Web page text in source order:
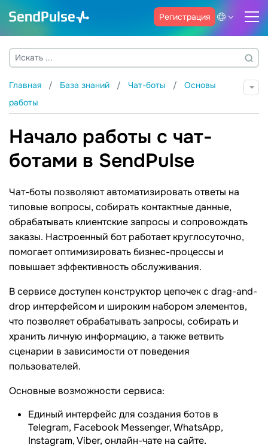
Регистрация
Главная База знаний Чат-боты
Основы
работы
Начало работы с чат-
ботами в SendPulse
Чат-боты позволяют автоматизировать ответы на
типовые вопросы, собирать контактные данные,
обрабатывать клиентские запросы и сопровождать
заказы. Настроенный бот работает круглосуточно,
помогает оптимизировать бизнес-процессы и
повышает эффективность обслуживания.
В сервисе доступен конструктор цепочек с drag-and-
drop интерфейсом и широким набором элементов,
что позволяет обрабатывать запросы, собирать и
хранить личную информацию, а также ветвить
сценарии в зависимости от поведения
пользователей.
Основные возможности сервиса:
Единый интерфейс для создания ботов в
Telegram, Facebook Messenger, WhatsApp,
Instagram, Viber, онлайн-чате на сайте.